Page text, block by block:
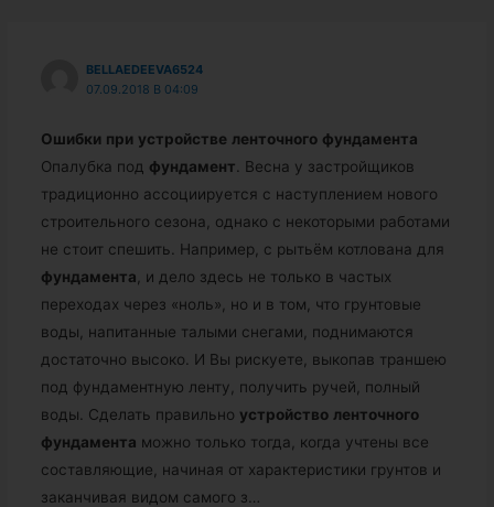
BELLAEDEEVA6524
07.09.2018 В 04:09
Ошибки при устройстве ленточного фундамента
Опалубка под фундамент . Весна у застройщиков
традиционно ассоциируется с наступлением нового
строительного сезона, однако с некоторыми работами
не стоит спешить. Например, с рытьём котлована для
фундамента , и дело здесь не только в частых
переходах через «ноль», но и в том, что грунтовые
воды, напитанные талыми снегами, поднимаются
достаточно высоко. И Вы рискуете, выкопав траншею
под фундаментную ленту, получить ручей, полный
воды. Сделать правильно устройство ленточного
фундамента можно только тогда, когда учтены все
составляющие, начиная от характеристики грунтов и
заканчивая видом самого з…